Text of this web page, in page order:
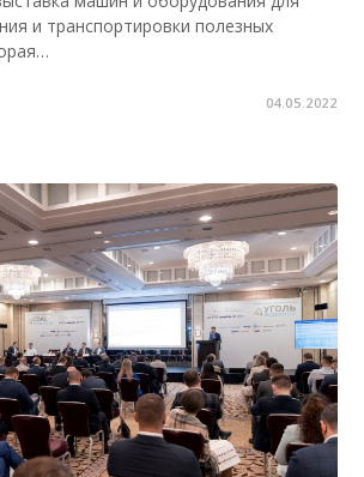
и транспортировки полезных
04.05.2022